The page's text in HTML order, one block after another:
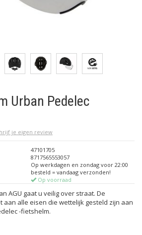
Urban Pedelec
je eigen review
47101705
8717565553057
Op werkdagen en zondag voor 22:00
besteld = vandaag verzonden!
Op voorraad
AGU gaat u veilig over straat. De
aan alle eisen die wettelijk gesteld zijn aan
-fietshelm.